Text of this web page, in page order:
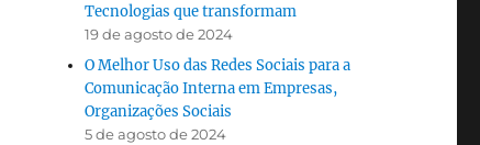
Tecnologias que transformam
19 de agosto de 2024
O Melhor Uso das Redes Sociais para a
Comunicação Interna em Empresas,
Organizações Sociais
5 de agosto de 2024